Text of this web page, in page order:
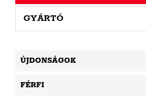
GYÁRTÓ
ÚJDONSÁGOK
FÉRFI